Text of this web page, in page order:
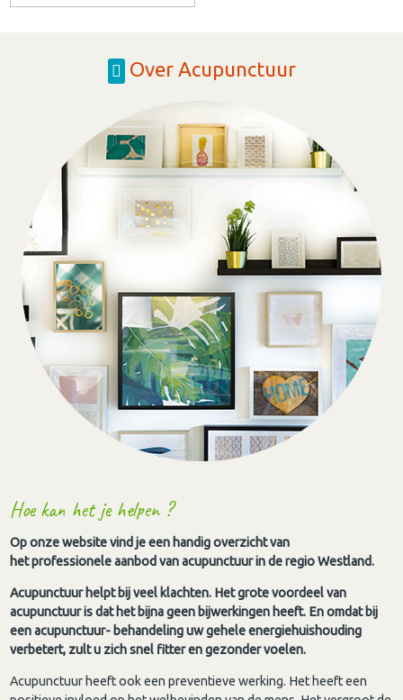
Over Acupunctuur
Hoe kan het je helpen ?
Op onze website vind je een handig overzicht van
het professionele aanbod van acupunctuur in de regio Westland.
Acupunctuur helpt bij veel klachten. Het grote voordeel van
acupunctuur is dat het bijna geen bijwerkingen heeft. En omdat bij
een acupunctuur- behandeling uw gehele energiehuishouding
verbetert, zult u zich snel fitter en gezonder voelen.
Acupunctuur heeft ook een preventieve werking. Het heeft een